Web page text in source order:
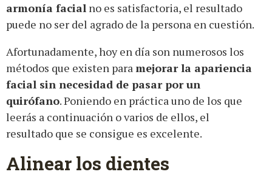
armonía facial no es satisfactoria, el resultado
puede no ser del agrado de la persona en cuestión.
Afortunadamente, hoy en día son numerosos los
métodos que existen paramejorar la apariencia
facial sin necesidad de pasar por un
quirófano. Poniendo en práctica uno de los que
leerás a continuación o varios de ellos, el
resultado que se consigue es excelente.
Alinear los dientes